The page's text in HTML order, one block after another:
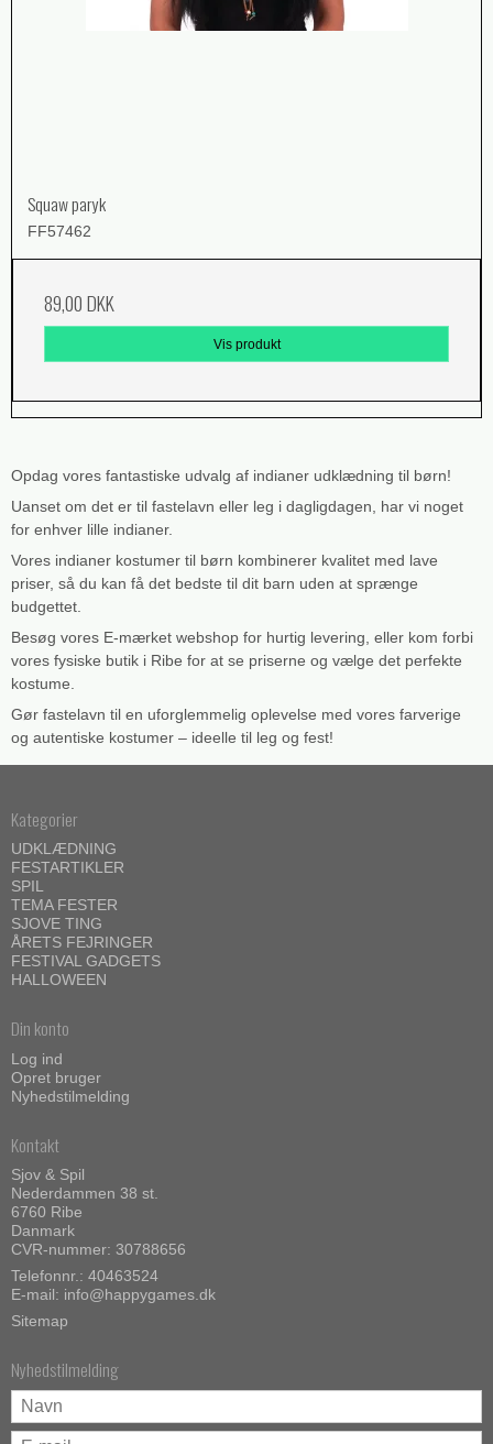
Squaw paryk
FF57462
89,00 DKK
Vis produkt
Opdag vores fantastiske udvalg af indianer udklædning til børn!
Uanset om det er til fastelavn eller leg i dagligdagen, har vi noget
for enhver lille indianer.
Vores indianer kostumer til børn kombinerer kvalitet med lave
priser, så du kan få det bedste til dit barn uden at sprænge
budgettet.
Besøg vores E-mærket webshop for hurtig levering, eller kom forbi
vores fysiske butik i Ribe for at se priserne og vælge det perfekte
kostume.
Gør fastelavn til en uforglemmelig oplevelse med vores farverige
og autentiske kostumer – ideelle til leg og fest!
Kategorier
UDKLÆDNING
FESTARTIKLER
SPIL
TEMA FESTER
SJOVE TING
ÅRETS FEJRINGER
FESTIVAL GADGETS
HALLOWEEN
Din konto
Log ind
Opret bruger
Nyhedstilmelding
Kontakt
Sjov & Spil
Nederdammen 38 st.
6760 Ribe
Danmark
CVR-nummer: 30788656
Telefonnr.: 40463524
E-mail: info@happygames.dk
Sitemap
Nyhedstilmelding